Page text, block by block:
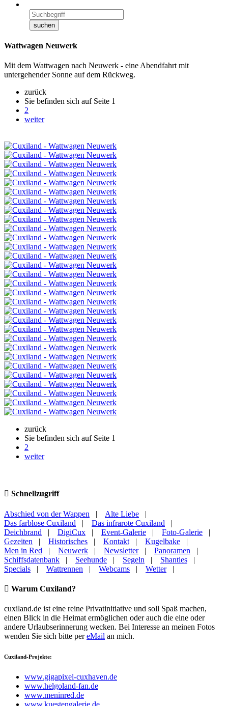
Wattwagen Neuwerk
Mit dem Wattwagen nach Neuwerk - eine Abendfahrt mit
untergehender Sonne auf dem Rückweg.
zurück
Sie befinden sich auf Seite 1
2
weiter
zurück
Sie befinden sich auf Seite 1
2
weiter
Schnellzugriff
Abschied von der Wappen | Alte Liebe |
Das farblose Cuxiland | Das infrarote Cuxiland |
Deichbrand | DigiCux | Event-Galerie | Foto-Galerie |
Gezeiten | Historisches | Kontakt | Kugelbake |
Men in Red | Neuwerk | Newsletter| Panoramen |
Schiffsdatenbank | Seehunde | Segeln | Shanties |
Specials | Wattrennen | Webcams | Wetter|
Warum Cuxiland?
cuxiland.de ist eine reine Privatinitiative und soll Spaß machen,
einen Blick in die Heimat ermöglichen oder auch die eine oder
andere Urlaubserinnerung wecken. Bei Interesse an meinen Fotos
wenden Sie sich bitte pereMail an mich.
Cuxiland-Projekte:
www.gigapixel-cuxhaven.de
www.helgoland-fan.de
www.meninred.de
www.kuestengalerie.de